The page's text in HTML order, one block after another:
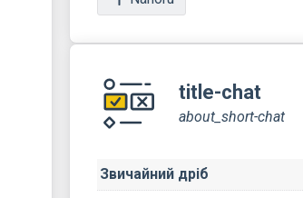
title-chat
about_short-chat
Звичайний дріб